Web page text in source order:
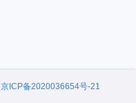
京ICP备2020036654号-21